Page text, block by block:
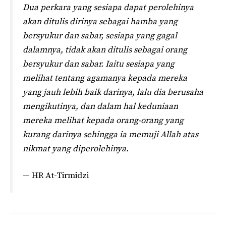
Dua perkara yang sesiapa dapat perolehinya
akan ditulis dirinya sebagai hamba yang
bersyukur dan sabar, sesiapa yang gagal
dalamnya, tidak akan ditulis sebagai orang
bersyukur dan sabar. Iaitu sesiapa yang
melihat tentang agamanya kepada mereka
yang jauh lebih baik darinya, lalu dia berusaha
mengikutinya, dan dalam hal keduniaan
mereka melihat kepada orang-orang yang
kurang darinya sehingga ia memuji Allah atas
nikmat yang diperolehinya.
— HR At-Tirmidzi